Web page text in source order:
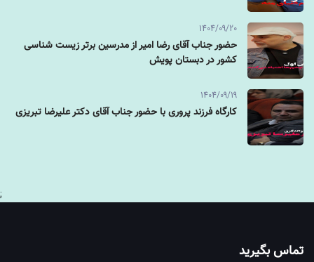
1404/09/20
حضور جناب آقای رضا امیر از مدرسین برتر زیست شناسی
کشور در دبستان پویش
1404/09/19
کارگاه فرزند پروری با حضور جناب آقای دکتر علیرضا تبریزی
;
تماس بگیرید